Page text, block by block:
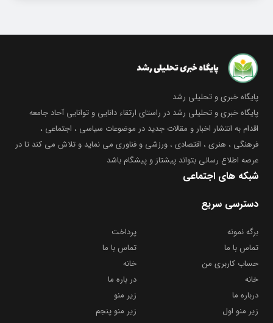
پایگاه خبری و تحلیلی رشد
پایگاه خبری و تحلیلی رشد در راستای ارتقاء دانایی و توانایی آحاد جامعه
اقدام به انتشار اخبار و مقالات جدید در موضوعات سیاسی ، اجتماعی ،
فرهنگی ، هنری ، اقتصادی ، ورزشی و فناوری می نماید و تلاش می کند تا در
عرصه اطلاع رسانی بتواند پیشتاز و پیشگام باشد
شبکه های اجتماعی
دسترسی سریع
برگه نمونه
پرداخت
تماس با ما
تماس با ما
حساب کاربری من
خانه
خانه
در باره ما
درباره ما
زیر منو
زیر منو اول
زیر منو پنجم